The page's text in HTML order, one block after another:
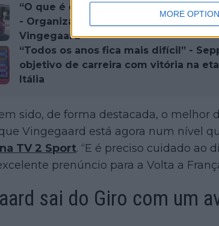
MORE
“O que é que vamos fazer? Nunca ter
- Organização da Volta a Itália manda
Vingegaard
“Todos os anos fica mais difícil” -
objetivo de carreira com vitória na
Itália
sido, de forma destacada, o melhor
Vingegaard está agora num nível
TV 2 Sport. “E é preciso cuidado ao
prenúncio para a Volta a
sai do Giro com um